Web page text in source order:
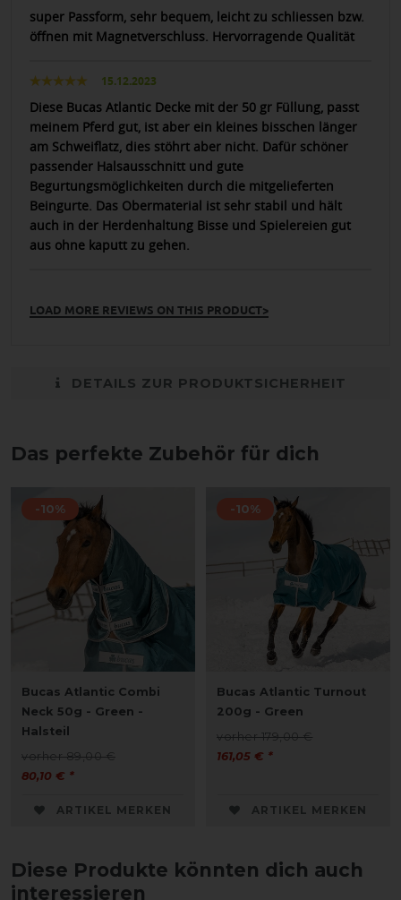
super Passform, sehr bequem, leicht zu schliessen bzw.
öffnen mit Magnetverschluss. Hervorragende Qualität
15.12.2023
Diese Bucas Atlantic Decke mit der 50 gr Füllung, passt
meinem Pferd gut, ist aber ein kleines bisschen länger
am Schweiflatz, dies stöhrt aber nicht. Dafür schöner
passender Halsausschnitt und gute
Begurtungsmöglichkeiten durch die mitgelieferten
Beingurte. Das Obermaterial ist sehr stabil und hält
auch in der Herdenhaltung Bisse und Spielereien gut
aus ohne kaputt zu gehen.
LOAD MORE REVIEWS ON THIS PRODUCT>
DETAILS ZUR PRODUKTSICHERHEIT
Das perfekte Zubehör für dich
-10%
Bucas Atlantic Combi
Neck 50g - Green -
Halsteil
vorher 89,00 €
80,10 € *
ARTIKEL MERKEN
-10%
Bucas Atlantic Turnout
200g - Green
vorher 179,00 €
161,05 € *
ARTIKEL MERKEN
Diese Produkte könnten dich auch
interessieren